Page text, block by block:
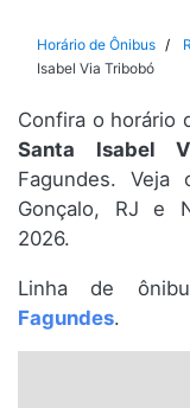
Espírito
Paraná
Santa
Horário de Ônibus
Isabel Via Tribobó
Confira o horário
Santa Isabel
Fagundes.
Gonçalo, RJ e
2026.
Linha de
Fagundes.